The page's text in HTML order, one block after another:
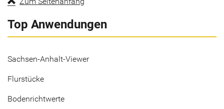
Top Anwendungen
Sachsen-Anhalt-Viewer
Flurstücke
Bodenrichtwerte